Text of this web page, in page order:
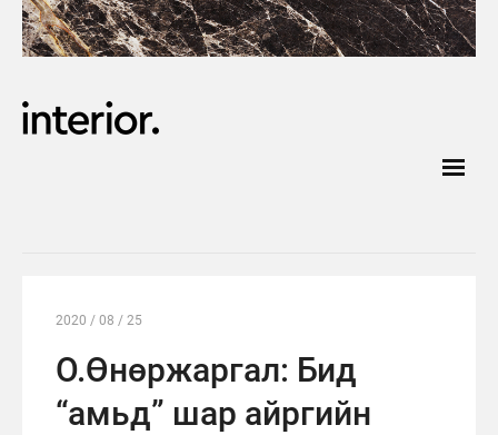
2020 / 08 / 25
О.Өнөржаргал: Бид
“амьд” шар айргийн